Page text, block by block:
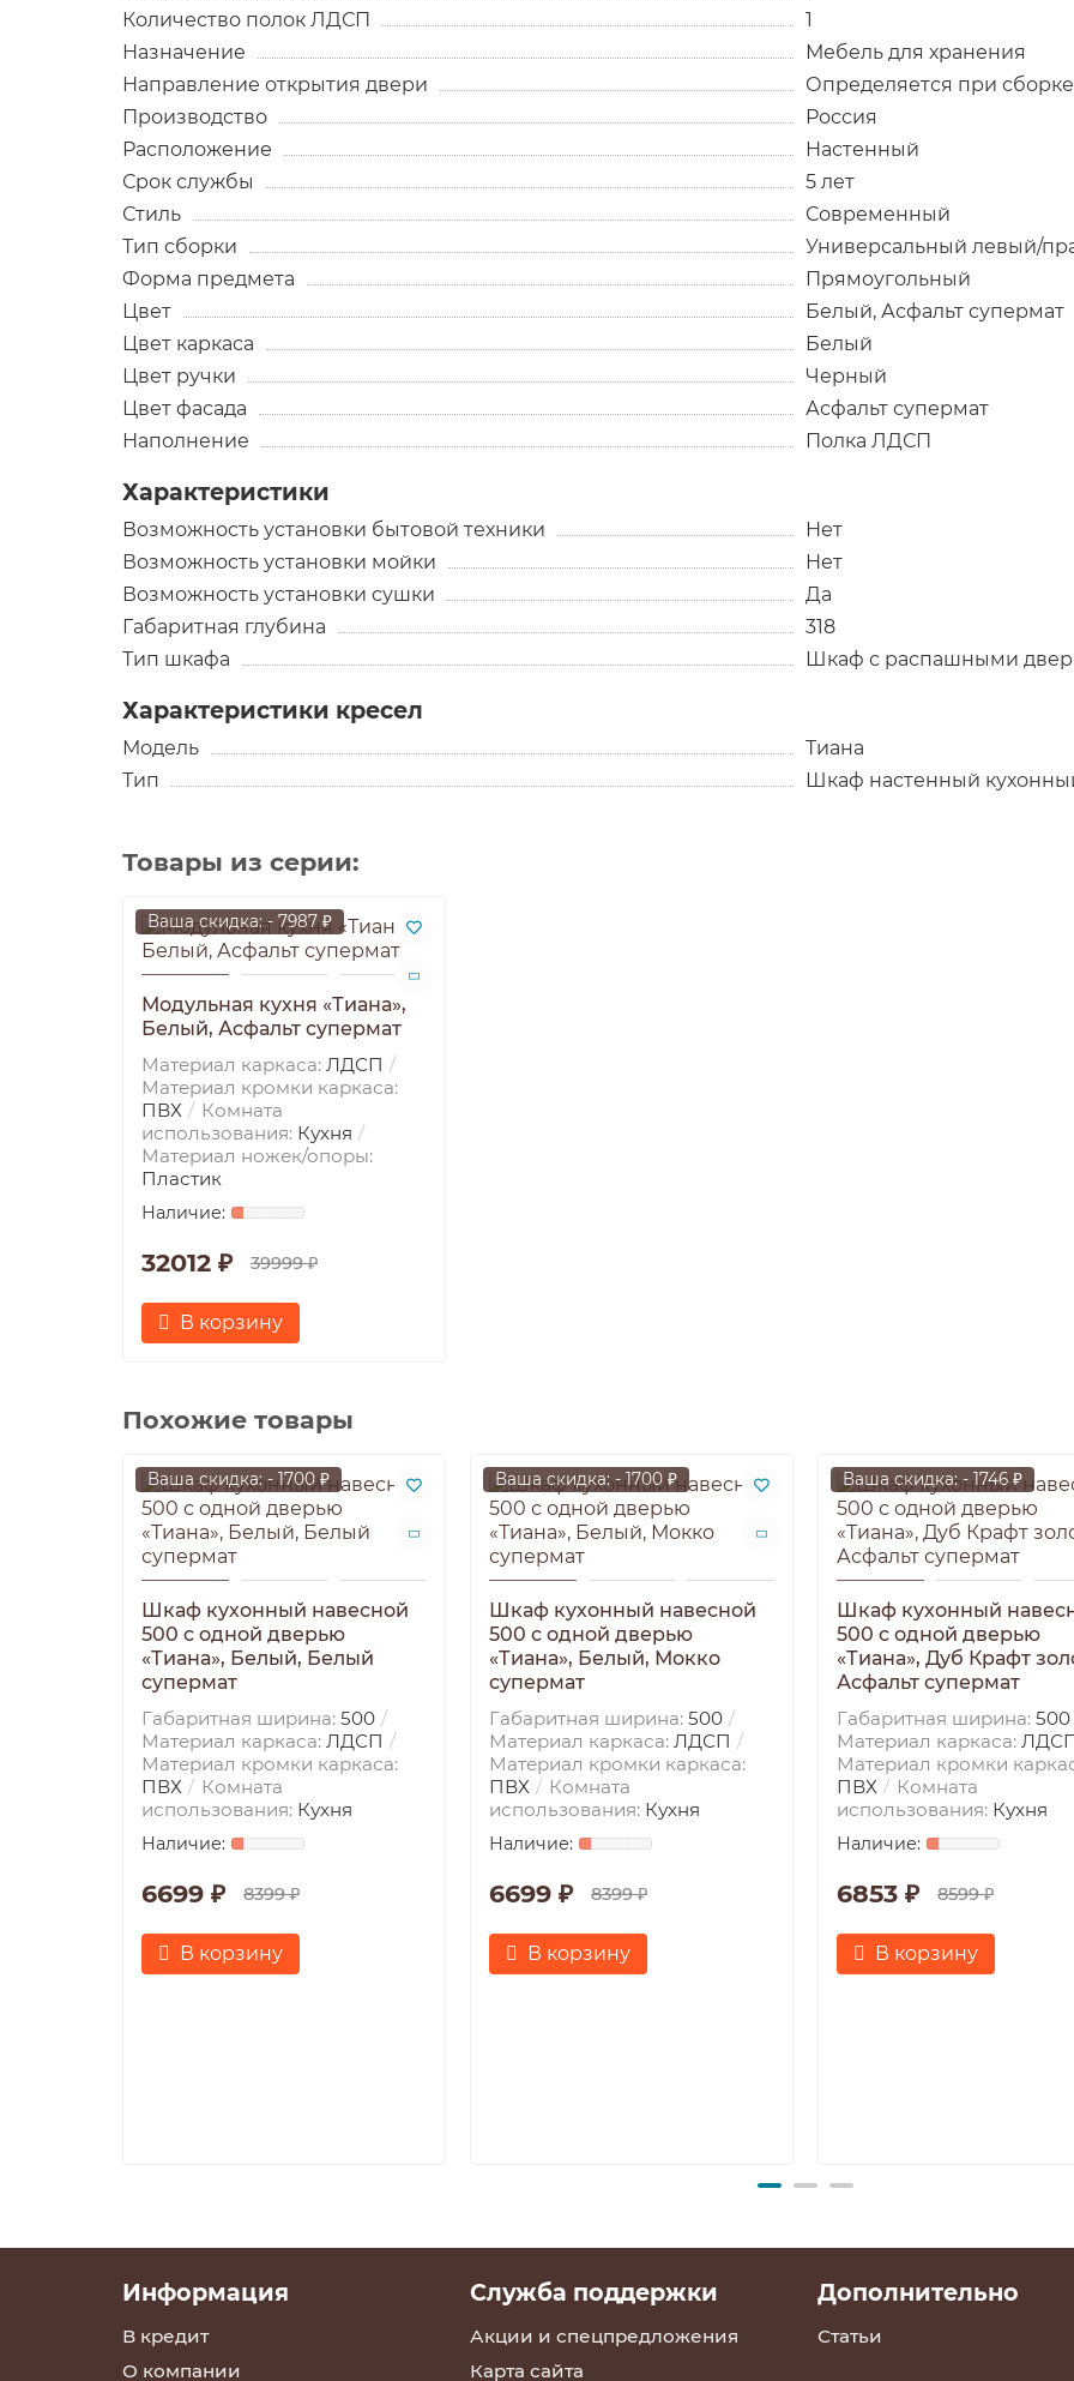
Количество полок ЛДСП
1
Назначение
Мебель для хранения
Направление открытия двери
Определяется при сборке
Производство
Россия
Расположение
Настенный
Срок службы
5 лет
Стиль
Современный
Тип сборки
Универсальный левый/
Форма предмета
Прямоугольный
Цвет
Белый, Асфальт супермат
Цвет каркаса
Белый
Цвет ручки
Черный
Цвет фасада
Асфальт супермат
Наполнение
Полка ЛДСП
Характеристики
Возможность установки бытовой техники
Нет
Возможность установки мойки
Нет
Возможность установки сушки
Да
Габаритная глубина
318
Тип шкафа
Шкаф с распашными
Характеристики кресел
Модель
Тиана
Тип
Шкаф настенный
Товары из серии:
Ваша скидка: - 7987 ₽
Модульная кухня «Тиана»,
Белый, Асфальт супермат
Материал каркаса: ЛДСП
Материал кромки каркаса:
ПВХ
Комната
использования: Кухня
Материал ножек/опоры:
Пластик
32012 ₽ 39999 ₽
В корзину
Похожие товары
Ваша скидка: - 1700 ₽
Шкаф кухонный навесной
500 с одной дверью
«Тиана», Белый, Белый
супермат
Габаритная ширина: 500
Материал каркаса: ЛДСП
Материал кромки каркаса:
ПВХ
Комната
использования: Кухня
6699 ₽ 8399 ₽
В корзину
Ваша скидка: - 1700 ₽
Шкаф кухонный навесной
500 с одной дверью
«Тиана», Белый, Мокко
супермат
Габаритная ширина: 500
Материал каркаса: ЛДСП
Материал кромки каркаса:
ПВХ
Комната
использования: Кухня
6699 ₽ 8399 ₽
В корзину
Ваша скидка: - 1746 ₽
Шкаф кухонный
500 с одной дверью
«Тиана», Дуб Крафт
Асфальт супермат
Габаритная ширина: 500
Материал каркаса:
Материал кромки
ПВХ
Комната
использования: Кухня
6853 ₽ 8599 ₽
В корзину
Информация
В кредит
О компании
Служба поддержки
Акции и спецпредложения
Карта сайта
Дополнительно
Статьи